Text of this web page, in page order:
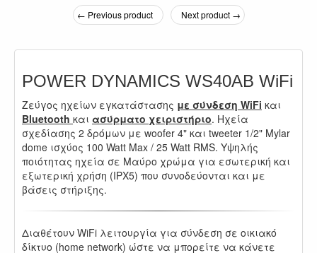
← Previous product Next product →
POWER DYNAMICS WS40AB WiFi
Ζεύγος ηχείων εγκατάστασης με σύνδεση WiFi και
Bluetooth και ασύρματο χειριστήριο. Ηχεία
σχεδίασης 2 δρόμων με woofer 4" και tweeter 1/2" Mylar
dome ισχύος 100 Watt Max / 25 Watt RMS. Υψηλής
ποιότητας ηχεία σε Μαύρο χρώμα για εσωτερική και
εξωτερική χρήση (IPX5) που συνοδεύονται και με
βάσεις στήριξης.
Διαθέτουν WiFi λειτουργία για σύνδεση σε οικιακό
δίκτυο (home network) ώστε να μπορείτε να κάνετε